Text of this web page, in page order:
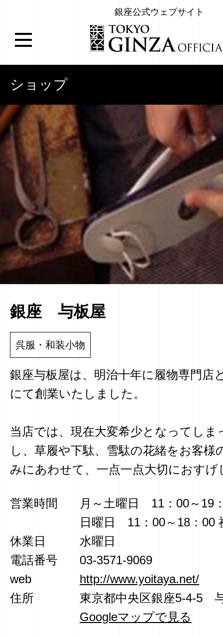
銀座公式ウェブサイト
ショップ
銀座 与板屋
呉服・和装小物
銀座与板屋は、明治十年に履物専門店
にて創業いたしました。
当店では、現在大変希少となってしま
し、草履や下駄、雪駄の花緒をお客様
みにあわせて、一点一点大切におす
営業時間
月～土曜日 11：00～19
日曜日 11：00～18：00
休業日
水曜日
電話番号
03-3571-9069
web
http://www.yoitaya.net/
住所
東京都中央区銀座5-4-5
Googleマップで見る